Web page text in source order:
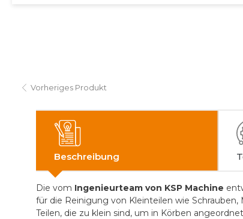
Vorheriges Produkt
Beschreibung
Die vom Ingenieurteam von KSP Machine
für die Reinigung von Kleinteilen wie
Teilen, die zu klein sind, um in Körben